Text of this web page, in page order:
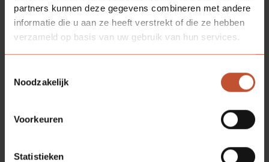
partners kunnen deze gegevens combineren met andere
informatie die u aan ze heeft verstrekt of die ze hebben
verzameld op basis van uw gebruik van hun services.
Noodzakelijk
Voorkeuren
Statistieken